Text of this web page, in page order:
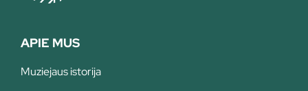
APIE MUS
Muziejaus istorija